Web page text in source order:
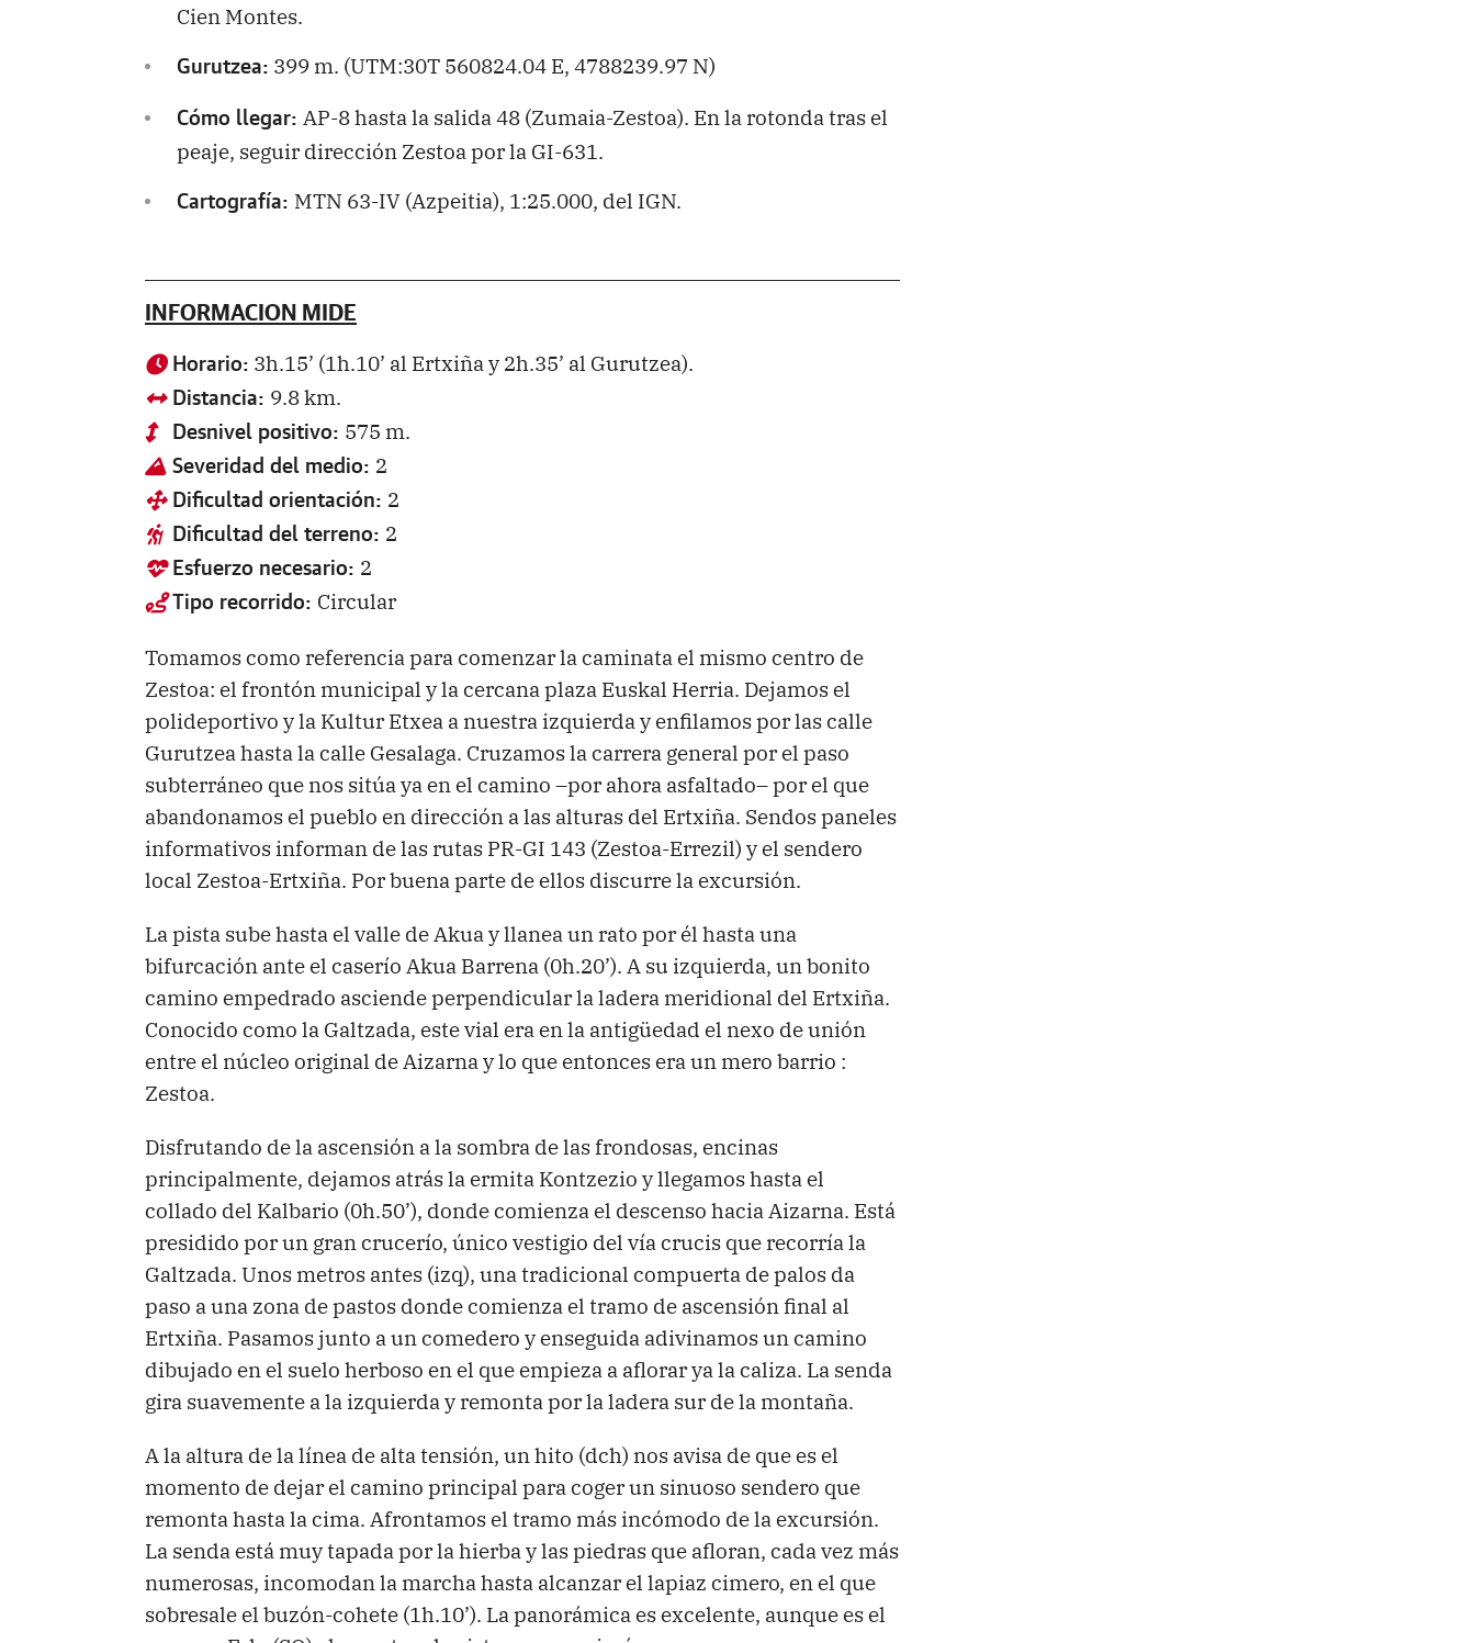
Cien Montes.
Gurutzea: 399 m. (UTM:30T 560824.04 E, 4788239.97 N)
Cómo llegar: AP-8 hasta la salida 48 (Zumaia-Zestoa). En la rotonda tras el
peaje, seguir dirección Zestoa por la GI-631.
Cartografía: MTN 63-IV (Azpeitia), 1:25.000, del IGN.
INFORMACION MIDE
Horario: 3h.15’ (1h.10’ al Ertxiña y 2h.35’ al Gurutzea).
Distancia: 9.8 km.
Desnivel positivo: 575 m.
Severidad del medio: 2
Dificultad orientación: 2
Dificultad del terreno: 2
Esfuerzo necesario: 2
Tipo recorrido: Circular
Tomamos como referencia para comenzar la caminata el mismo centro de
Zestoa: el frontón municipal y la cercana plaza Euskal Herria. Dejamos el
polideportivo y la Kultur Etxea a nuestra izquierda y enfilamos por las calle
Gurutzea hasta la calle Gesalaga. Cruzamos la carrera general por el paso
subterráneo que nos sitúa ya en el camino –por ahora asfaltado– por el que
abandonamos el pueblo en dirección a las alturas del Ertxiña. Sendos paneles
informativos informan de las rutas PR-GI 143 (Zestoa-Errezil) y el sendero
local Zestoa-Ertxiña. Por buena parte de ellos discurre la excursión.
La pista sube hasta el valle de Akua y llanea un rato por él hasta una
bifurcación ante el caserío Akua Barrena (0h.20’). A su izquierda, un bonito
camino empedrado asciende perpendicular la ladera meridional del Ertxiña.
Conocido como la Galtzada, este vial era en la antigüedad el nexo de unión
entre el núcleo original de Aizarna y lo que entonces era un mero barrio :
Zestoa.
Disfrutando de la ascensión a la sombra de las frondosas, encinas
principalmente, dejamos atrás la ermita Kontzezio y llegamos hasta el
collado del Kalbario (0h.50’), donde comienza el descenso hacia Aizarna. Está
presidido por un gran crucerío, único vestigio del vía crucis que recorría la
Galtzada. Unos metros antes (izq), una tradicional compuerta de palos da
paso a una zona de pastos donde comienza el tramo de ascensión final al
Ertxiña. Pasamos junto a un comedero y enseguida adivinamos un camino
dibujado en el suelo herboso en el que empieza a aflorar ya la caliza. La senda
gira suavemente a la izquierda y remonta por la ladera sur de la montaña.
A la altura de la línea de alta tensión, un hito (dch) nos avisa de que es el
momento de dejar el camino principal para coger un sinuoso sendero que
remonta hasta la cima. Afrontamos el tramo más incómodo de la excursión.
La senda está muy tapada por la hierba y las piedras que afloran, cada vez más
numerosas, incomodan la marcha hasta alcanzar el lapiaz cimero, en el que
sobresale el buzón-cohete (1h.10’). La panorámica es excelente, aunque es el